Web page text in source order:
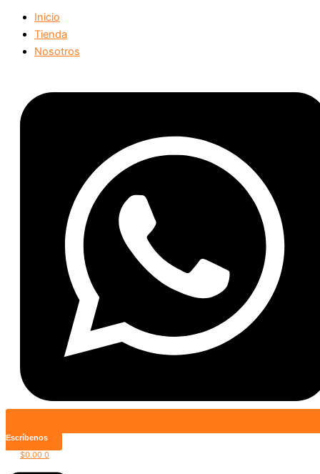
Inicio
Tienda
Nosotros
Escríbenos
$0.00 0